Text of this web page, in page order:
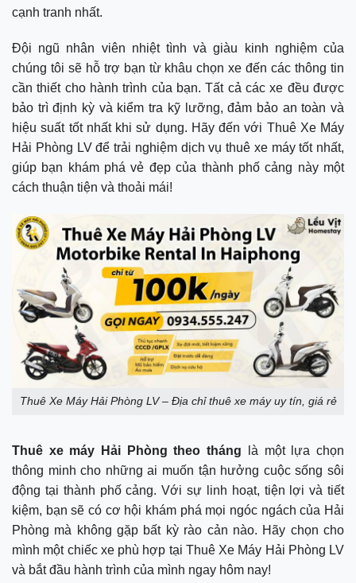
cạnh tranh nhất.
Đội ngũ nhân viên nhiệt tình và giàu kinh nghiệm của
chúng tôi sẽ hỗ trợ bạn từ khâu chọn xe đến các thông tin
cần thiết cho hành trình của bạn. Tất cả các xe đều được
bảo trì định kỳ và kiểm tra kỹ lưỡng, đảm bảo an toàn và
hiệu suất tốt nhất khi sử dụng. Hãy đến với Thuê Xe Máy
Hải Phòng LV để trải nghiệm dịch vụ thuê xe máy tốt nhất,
giúp bạn khám phá vẻ đẹp của thành phố cảng này một
cách thuận tiện và thoải mái!
Thuê Xe Máy Hải Phòng LV – Địa chỉ thuê xe máy uy tín, giá rẻ
Thuê xe máy Hải Phòng theo tháng là một lựa chọn
thông minh cho những ai muốn tận hưởng cuộc sống sôi
động tại thành phố cảng. Với sự linh hoạt, tiện lợi và tiết
kiệm, bạn sẽ có cơ hội khám phá mọi ngóc ngách của Hải
Phòng mà không gặp bất kỳ rào cản nào. Hãy chọn cho
mình một chiếc xe phù hợp tại Thuê Xe Máy Hải Phòng LV
và bắt đầu hành trình của mình ngay hôm nay!